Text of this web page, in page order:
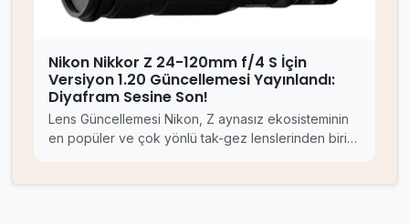
Nikon Nikkor Z 24-120mm f/4 S İçin
Versiyon 1.20 Güncellemesi Yayınlandı:
Diyafram Sesine Son!
Lens Güncellemesi Nikon, Z aynasız ekosisteminin
en popüler ve çok yönlü tak-gez lenslerinden biri…